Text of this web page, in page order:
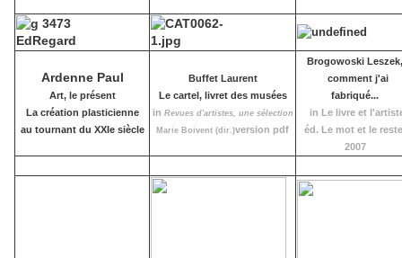
Ardenne Paul
Art, le présent
La création plasticienne
au tournant du XXIe siècle
Buffet Laurent
Le cartel, livret des musées
in Revues d'artistes, une sélection
Marie Boivent (dir.)version pdf
Brogowoski Leszek,
comment j'ai
fabriqué...
in Le livre et
éd. Le mot et le
2007